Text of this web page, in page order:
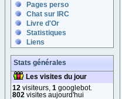
Pages perso
Chat sur IRC
Livre d'Or
Statistiques
Liens
Stats générales
Les visites du jour
12 visiteurs, 1 googlebot.
802 visites aujourd'hui